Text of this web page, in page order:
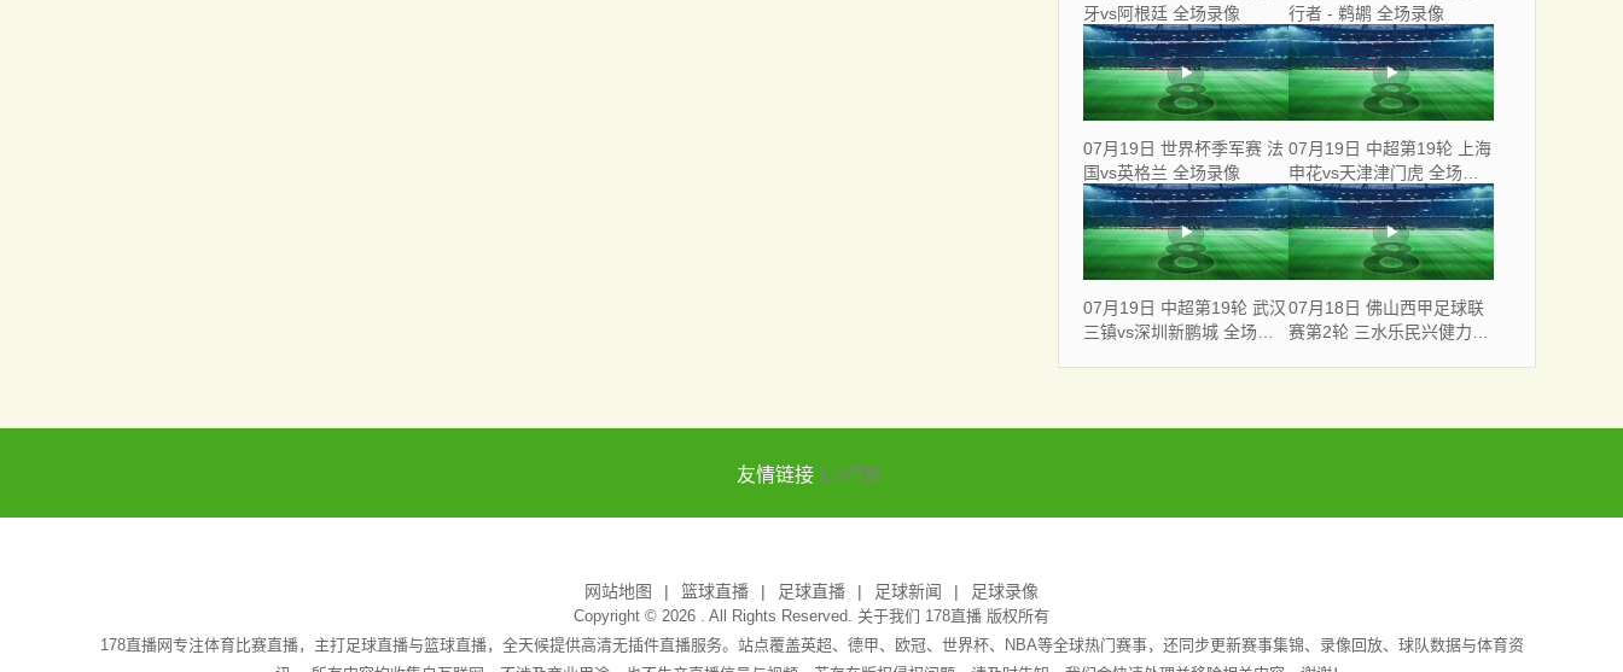
牙vs阿根廷 全场录像
行者 - 鹈鹕 全场录像
07月19日 世界杯季军赛 法
国vs英格兰 全场录像
07月19日 中超第19轮 上海
申花vs天津津门虎 全场录
像
07月19日 中超第19轮 武汉
三镇vs深圳新鹏城 全场录
07月18日 佛山西甲足球联
赛第2轮 三水乐民兴健力宝
友情链接 178直播
网站地图 篮球直播 足球直播 足球新闻 足球录像
Copyright © 2026 . All Rights Reserved. 关于我们 178直播 版权所有
178直播网专注体育比赛直播，主打足球直播与篮球直播，全天候提供高清无插件直播服务。站点覆盖英超、德甲、欧冠、世界杯、NBA等全球热门赛事，还同步更新赛事集锦、录像回放、球队数据与体育资